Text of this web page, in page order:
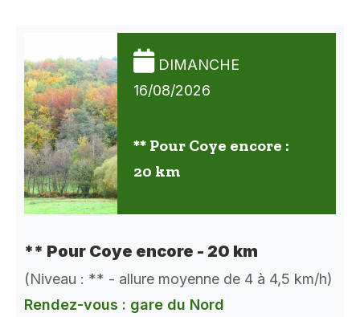
DIMANCHE
16/08/2026
** Pour Coye encore :
20 km
** Pour Coye encore - 20 km
(Niveau : ** - allure moyenne de 4 à 4,5 km/h)
Rendez-vous : gare du Nord